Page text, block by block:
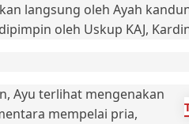
langsung oleh Ayah
oleh Uskup KAJ,
Ayu terlihat mengenakan
mempelai pria,